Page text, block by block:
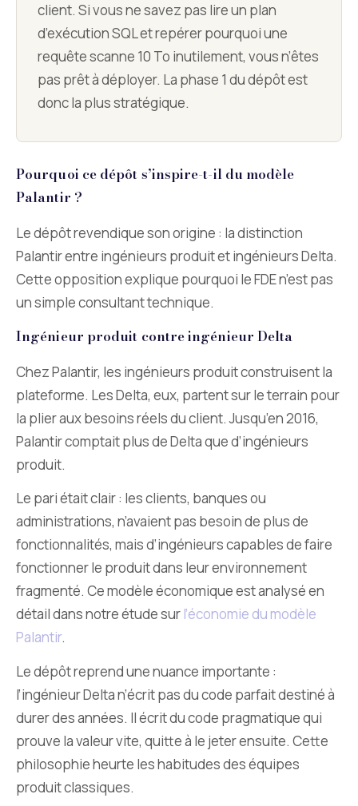
client. Si vous ne savez pas lire un plan
d’exécution SQL et repérer pourquoi une
requête scanne 10 To inutilement, vous n’êtes
pas prêt à déployer. La phase 1 du dépôt est
donc la plus stratégique.
Pourquoi ce dépôt s’inspire-t-il du modèle
Palantir ?
Le dépôt revendique son origine : la distinction
Palantir entre ingénieurs produit et ingénieurs Delta.
Cette opposition explique pourquoi le FDE n’est pas
un simple consultant technique.
Ingénieur produit contre ingénieur Delta
Chez Palantir, les ingénieurs produit construisent la
plateforme. Les Delta, eux, partent sur le terrain pour
la plier aux besoins réels du client. Jusqu’en 2016,
Palantir comptait plus de Delta que d’ingénieurs
produit.
Le pari était clair : les clients, banques ou
administrations, n’avaient pas besoin de plus de
fonctionnalités, mais d’ingénieurs capables de faire
fonctionner le produit dans leur environnement
fragmenté. Ce modèle économique est analysé en
détail dans notre étude sur l’économie du modèle
Palantir.
Le dépôt reprend une nuance importante :
l’ingénieur Delta n’écrit pas du code parfait destiné à
durer des années. Il écrit du code pragmatique qui
prouve la valeur vite, quitte à le jeter ensuite. Cette
philosophie heurte les habitudes des équipes
produit classiques.